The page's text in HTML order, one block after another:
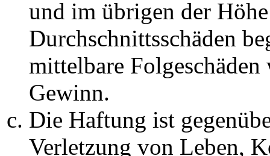
und im übrigen der
Durchschnittsschäden
mittelbare Folgeschäden
Gewinn.
Die Haftung ist
Verletzung von Leben,